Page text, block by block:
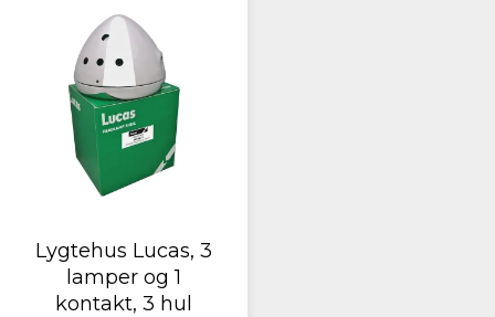
Lygtehus Lucas, 3
lamper og 1
kontakt, 3 hul